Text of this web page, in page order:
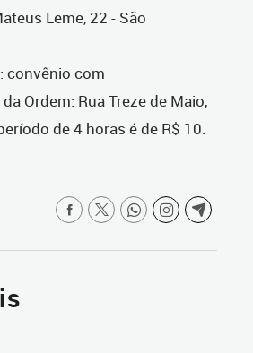
Leme, 22 - São
convênio com
Ordem: Rua Treze de Maio,
de 4 horas é de R$ 10.